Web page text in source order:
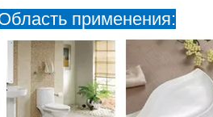
применения: